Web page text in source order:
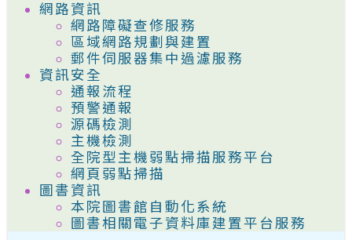
網路資訊
網路障礙查修服務
區域網路規劃與建置
郵件伺服器集中過濾服務
資訊安全
通報流程
預警通報
源碼檢測
主機檢測
全院型主機弱點掃描服務平台
網頁弱點掃描
圖書資訊
本院圖書館自動化系統
圖書相關電子資料庫建置平台服務